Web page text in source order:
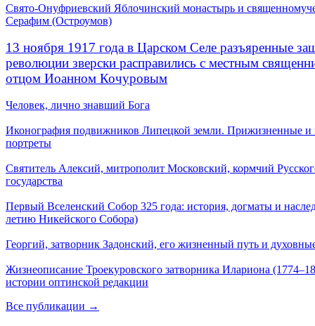
Свято-Онуфриевский Яблочинский монастырь и
Серафим (Остроумов)
13 ноября 1917 года в Царском Селе разъяренные
революции зверски расправились с местным
отцом Иоанном Кочуровым
Человек, лично знавший Бога
Иконография подвижников Липецкой земли. Прижизненные и
портреты
Святитель Алексий, митрополит Московский, кормчий
государства
Первый Вселенский Собор 325 года: история, догматы и
летию Никейского Собора)
Георгий, затворник Задонский, его жизненный путь и
Жизнеописание Троекуровского затворника Илариона
истории оптинской редакции
Все публикации →